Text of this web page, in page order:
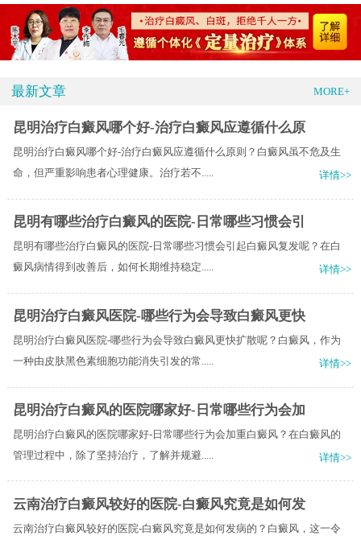
最新文章 MORE+
昆明治疗白癜风哪个好-治疗白癜风应遵循什么原
昆明治疗白癜风哪个好-治疗白癜风应遵循什么原则？白癜风虽不危及生
命，但严重影响患者心理健康。治疗若不.....
详情>>
昆明有哪些治疗白癜风的医院-日常哪些习惯会引
昆明有哪些治疗白癜风的医院-日常哪些习惯会引起白癜风复发呢？在白
癜风病情得到改善后，如何长期维持稳定.....
详情>>
昆明治疗白癜风医院-哪些行为会导致白癜风更快
昆明治疗白癜风医院-哪些行为会导致白癜风更快扩散呢？白癜风，作为
一种由皮肤黑色素细胞功能消失引发的常.....
详情>>
昆明治疗白癜风的医院哪家好-日常哪些行为会加
昆明治疗白癜风的医院哪家好-日常哪些行为会加重白癜风？在白癜风的
管理过程中，除了坚持治疗，了解并规避.....
详情>>
云南治疗白癜风较好的医院-白癜风究竟是如何发
云南治疗白癜风较好的医院-白癜风究竟是如何发病的？白癜风，这一令